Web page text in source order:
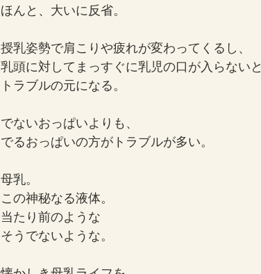
ほんと、大いに反省。
授乳姿勢で肩こりや疲れが変わってくるし、
乳頭に対してまっすぐに乳児の口が入らないと
トラブルの元になる。
でないおっぱいよりも、
でるおっぱいの方がトラブルが多い。
母乳。
この神秘なる液体。
当たり前のような
そうでないような。